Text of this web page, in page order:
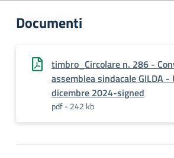
Documenti
timbro_Circolare n. 286 -
assemblea sindacale GILDA -
dicembre 2024-signed
pdf - 242 kb